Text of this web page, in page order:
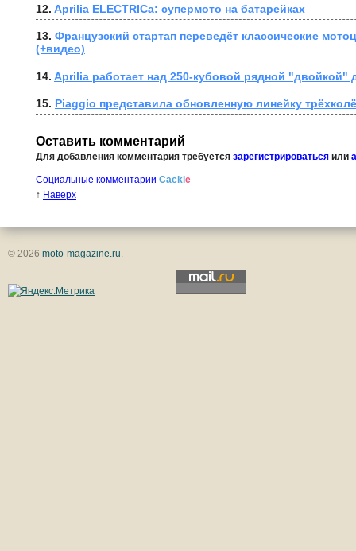
12. Aprilia ELECTRICa: супермото на батарейках
13. Французский стартап переведёт классические
(+видео)
14. Aprilia работает над 250-кубовой рядной "двойкой"
15. Piaggio представила обновленную линейку
Оставить комментарий
Для добавления комментария требуется зарегистрироваться или
Социальные комментарии Cackl e
↑ Наверх
© 2026 moto-magazine.ru.